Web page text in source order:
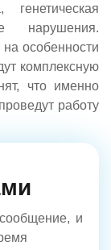
нарушения.
особенности
комплексную
что именно
работу
и